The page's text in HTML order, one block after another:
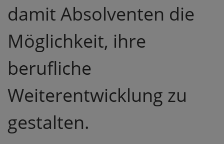
damit Absolventen die
Möglichkeit, ihre
berufliche
Weiterentwicklung zu
gestalten.